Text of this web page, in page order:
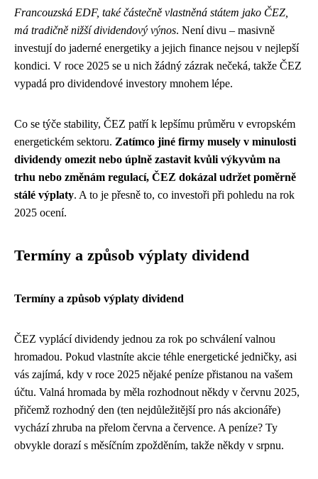
Francouzská EDF, také částečně vlastněná státem jako ČEZ,
má tradičně nižší dividendový výnos. Není divu – masivně
investují do jaderné energetiky a jejich finance nejsou v nejlepší
kondici. V roce 2025 se u nich žádný zázrak nečeká, takže ČEZ
vypadá pro dividendové investory mnohem lépe.
Co se týče stability, ČEZ patří k lepšímu průměru v evropském
energetickém sektoru. Zatímco jiné firmy musely v minulosti
dividendy omezit nebo úplně zastavit kvůli výkyvům na
trhu nebo změnám regulací, ČEZ dokázal udržet poměrně
stálé výplaty. A to je přesně to, co investoři při pohledu na rok
2025 ocení.
Termíny a způsob výplaty dividend
Termíny a způsob výplaty dividend
ČEZ vyplácí dividendy jednou za rok po schválení valnou
hromadou. Pokud vlastníte akcie téhle energetické jedničky, asi
vás zajímá, kdy v roce 2025 nějaké peníze přistanou na vašem
účtu. Valná hromada by měla rozhodnout někdy v červnu 2025,
přičemž rozhodný den (ten nejdůležitější pro nás akcionáře)
vychází zhruba na přelom června a července. A peníze? Ty
obvykle dorazí s měsíčním zpožděním, takže někdy v srpnu.